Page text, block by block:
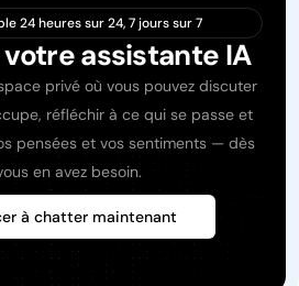
24 heures sur 24, 7 jours sur 7
assistante IA
privé où vous pouvez discuter
réfléchir à ce qui se passe et
pensées et vos sentiments — dès
en avez besoin.
à chatter maintenant